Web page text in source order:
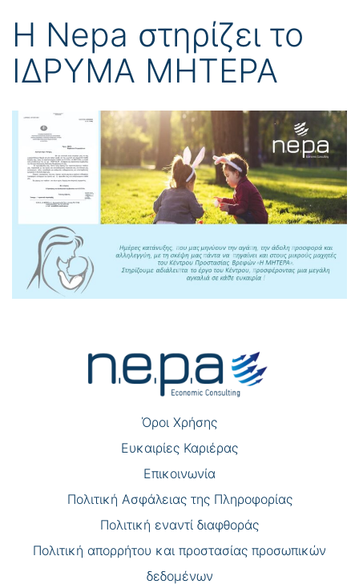
Η Nepa στηρίζει το
ΙΔΡΥΜΑ ΜΗΤΕΡΑ
άρθρων
Όροι Χρήσης
Eυκαιρίες Καριέρας
Επικοινωνία
Πολιτική Ασφάλειας της Πληροφορίας
Πολιτική εναντί διαφθοράς
Πολιτική απορρήτου και προστασίας προσωπικών
δεδομένων